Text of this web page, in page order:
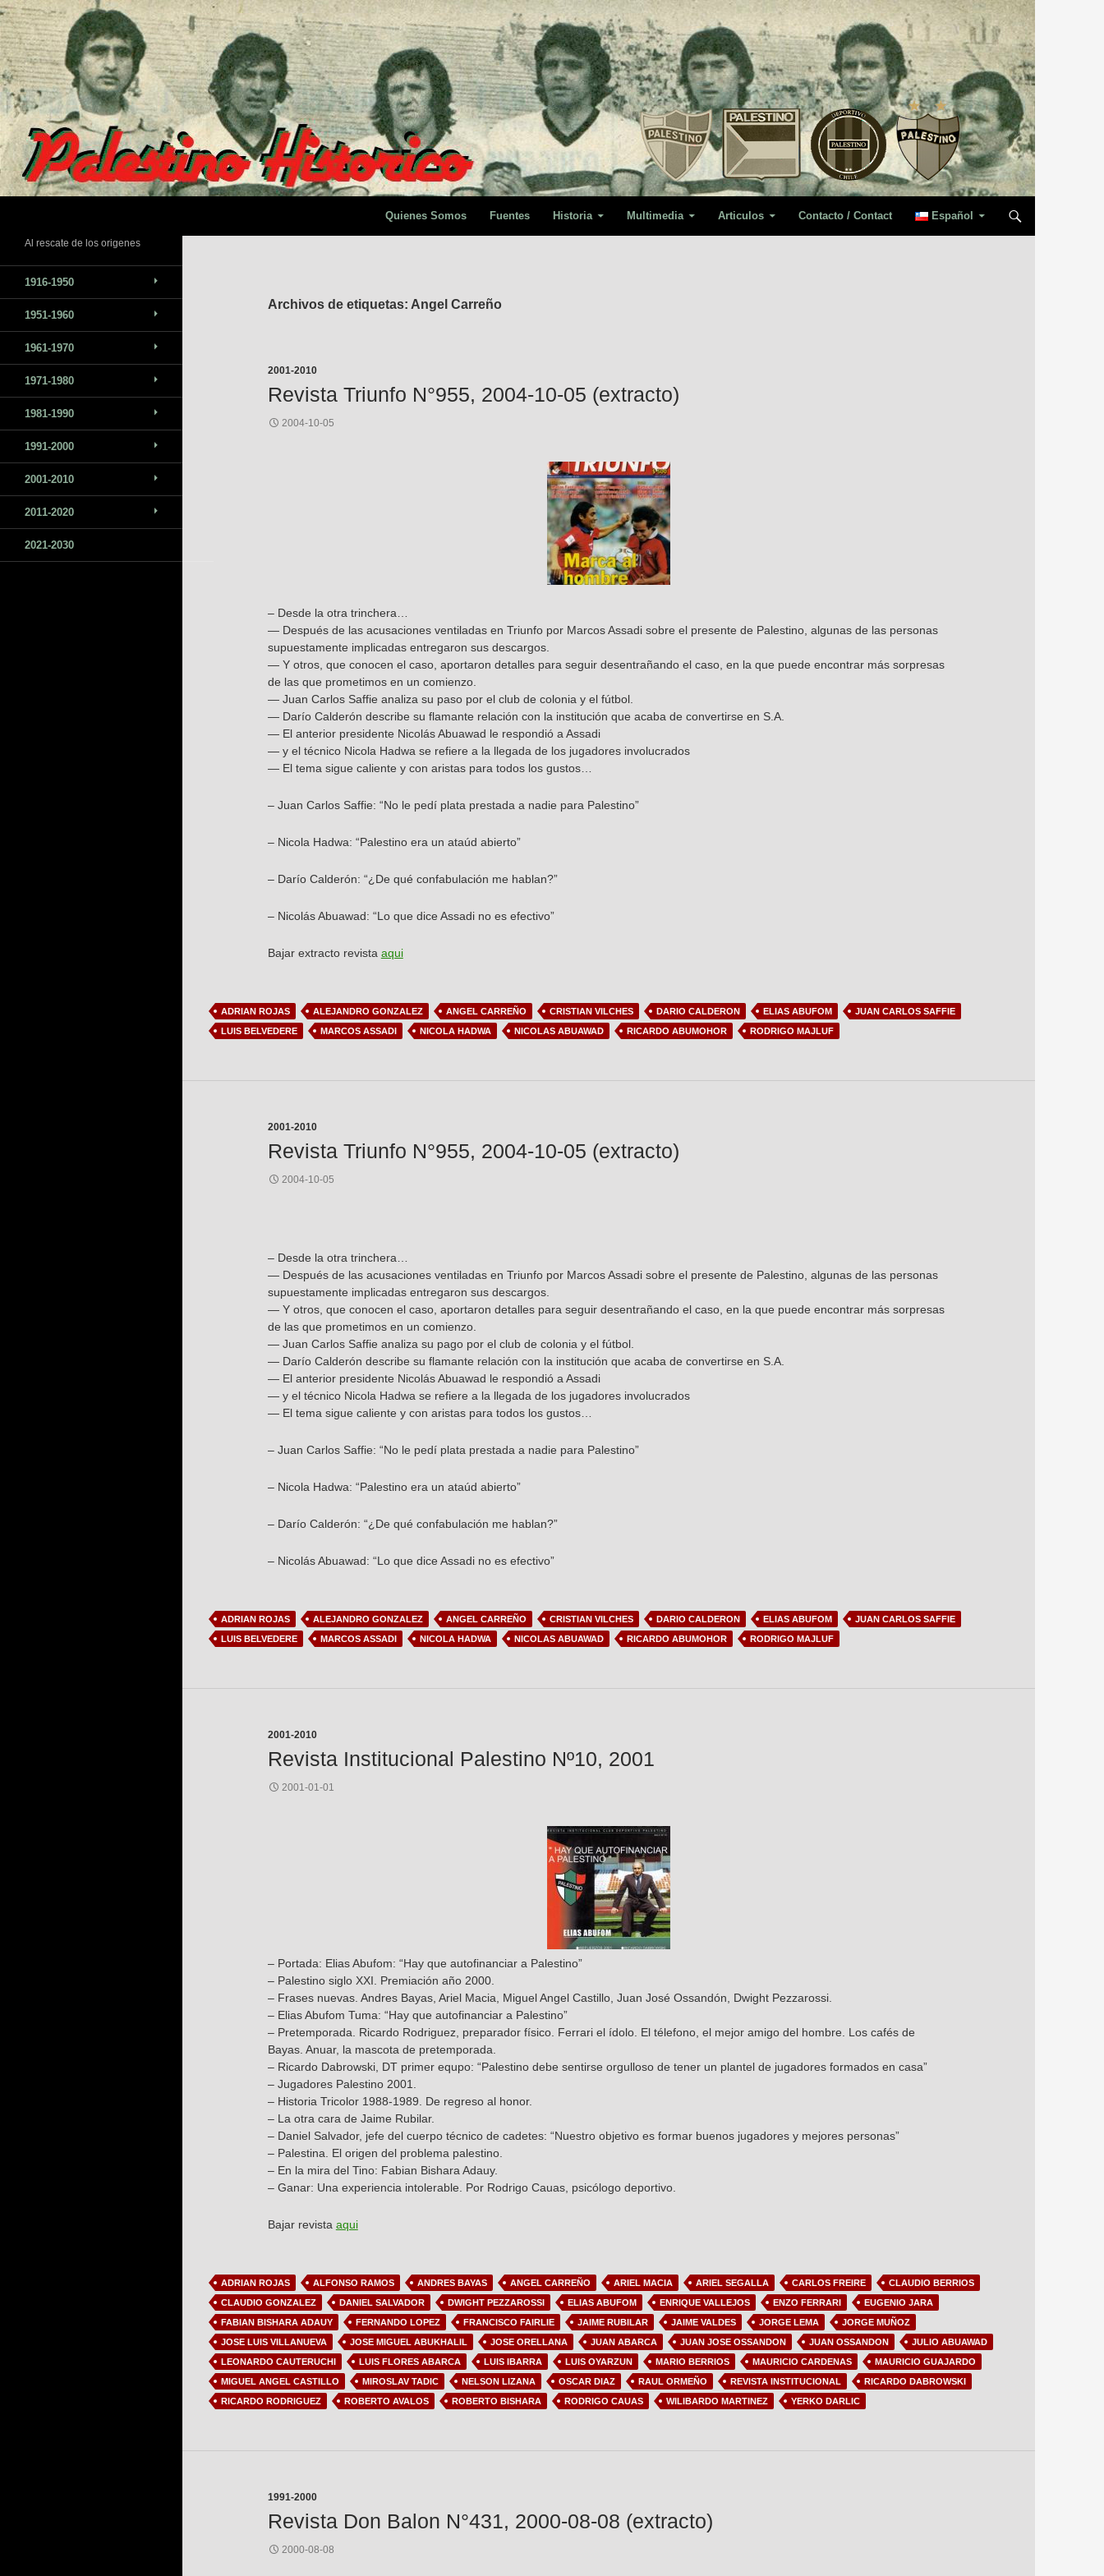
Saltar
al
contenido
Quienes Somos Fuentes Historia Multimedia Articulos Contacto / Contact Español
Archivos de etiquetas: Angel Carreño
2001-2010
Revista Triunfo N°955, 2004-10-05 (extracto)
2004-10-05
– Desde la otra trinchera…
— Después de las acusaciones ventiladas en Triunfo por Marcos Assadi sobre el presente de Palestino, algunas de las personas
supuestamente implicadas entregaron sus descargos.
— Y otros, que conocen el caso, aportaron detalles para seguir desentrañando el caso, en la que puede encontrar más sorpresas
de las que prometimos en un comienzo.
— Juan Carlos Saffie analiza su paso por el club de colonia y el fútbol.
— Darío Calderón describe su flamante relación con la institución que acaba de convertirse en S.A.
— El anterior presidente Nicolás Abuawad le respondió a Assadi
— y el técnico Nicola Hadwa se refiere a la llegada de los jugadores involucrados
— El tema sigue caliente y con aristas para todos los gustos…
– Juan Carlos Saffie: “No le pedí plata prestada a nadie para Palestino”
– Nicola Hadwa: “Palestino era un ataúd abierto”
– Darío Calderón: “¿De qué confabulación me hablan?”
– Nicolás Abuawad: “Lo que dice Assadi no es efectivo”
Bajar extracto revista aqui
ADRIAN ROJAS ALEJANDRO GONZALEZ ANGEL CARREÑO CRISTIAN VILCHES DARIO CALDERON ELIAS ABUFOM
JUAN CARLOS SAFFIE
LUIS BELVEDERE
MARCOS ASSADI NICOLA HADWA NICOLAS ABUAWAD RICARDO ABUMOHOR RODRIGO MAJLUF
2001-2010
Revista Triunfo N°955, 2004-10-05 (extracto)
2004-10-05
– Desde la otra trinchera…
— Después de las acusaciones ventiladas en Triunfo por Marcos Assadi sobre el presente de Palestino, algunas de las personas
supuestamente implicadas entregaron sus descargos.
— Y otros, que conocen el caso, aportaron detalles para seguir desentrañando el caso, en la que puede encontrar más sorpresas
de las que prometimos en un comienzo.
— Juan Carlos Saffie analiza su pago por el club de colonia y el fútbol.
— Darío Calderón describe su flamante relación con la institución que acaba de convertirse en S.A.
— El anterior presidente Nicolás Abuawad le respondió a Assadi
— y el técnico Nicola Hadwa se refiere a la llegada de los jugadores involucrados
— El tema sigue caliente y con aristas para todos los gustos…
– Juan Carlos Saffie: “No le pedí plata prestada a nadie para Palestino”
– Nicola Hadwa: “Palestino era un ataúd abierto”
– Darío Calderón: “¿De qué confabulación me hablan?”
– Nicolás Abuawad: “Lo que dice Assadi no es efectivo”
ADRIAN ROJAS ALEJANDRO GONZALEZ ANGEL CARREÑO CRISTIAN VILCHES DARIO CALDERON ELIAS ABUFOM
JUAN CARLOS SAFFIE
LUIS BELVEDERE
MARCOS ASSADI NICOLA HADWA NICOLAS ABUAWAD RICARDO ABUMOHOR RODRIGO MAJLUF
2001-2010
Revista Institucional Palestino Nº10, 2001
2001-01-01
– Portada: Elias Abufom: “Hay que autofinanciar a Palestino”
– Palestino siglo XXI. Premiación año 2000.
– Frases nuevas. Andres Bayas, Ariel Macia, Miguel Angel Castillo, Juan José Ossandón, Dwight Pezzarossi.
– Elias Abufom Tuma: “Hay que autofinanciar a Palestino”
– Pretemporada. Ricardo Rodriguez, preparador físico. Ferrari el ídolo. El télefono, el mejor amigo del hombre. Los cafés de
Bayas. Anuar, la mascota de pretemporada.
– Ricardo Dabrowski, DT primer equpo: “Palestino debe sentirse orgulloso de tener un plantel de jugadores formados en casa”
– Jugadores Palestino 2001.
– Historia Tricolor 1988-1989. De regreso al honor.
– La otra cara de Jaime Rubilar.
– Daniel Salvador, jefe del cuerpo técnico de cadetes: “Nuestro objetivo es formar buenos jugadores y mejores personas”
– Palestina. El origen del problema palestino.
– En la mira del Tino: Fabian Bishara Adauy.
– Ganar: Una experiencia intolerable. Por Rodrigo Cauas, psicólogo deportivo.
Bajar revista aqui
ADRIAN ROJAS ALFONSO RAMOS ANDRES BAYAS ANGEL CARREÑO ARIEL MACIA ARIEL SEGALLA CARLOS FREIRE
CLAUDIO BERRIOS
CLAUDIO GONZALEZ
DANIEL SALVADOR DWIGHT PEZZAROSSI ELIAS ABUFOM ENRIQUE VALLEJOS ENZO FERRARI
EUGENIO JARA
FABIAN BISHARA ADAUY
FERNANDO LOPEZ FRANCISCO FAIRLIE JAIME RUBILAR JAIME VALDES JORGE LEMA
JORGE MUÑOZ
JOSE LUIS VILLANUEVA
JOSE MIGUEL ABUKHALIL JOSE ORELLANA JUAN ABARCA JUAN JOSE OSSANDON JUAN OSSANDON
JULIO ABUAWAD
LEONARDO CAUTERUCHI
LUIS FLORES ABARCA LUIS IBARRA LUIS OYARZUN MARIO BERRIOS MAURICIO CARDENAS
MAURICIO GUAJARDO
MIGUEL ANGEL CASTILLO
MIROSLAV TADIC NELSON LIZANA OSCAR DIAZ RAUL ORMEÑO REVISTA INSTITUCIONAL
RICARDO DABROWSKI
RICARDO RODRIGUEZ
ROBERTO AVALOS ROBERTO BISHARA RODRIGO CAUAS WILIBARDO MARTINEZ YERKO DARLIC
1991-2000
Revista Don Balon N°431, 2000-08-08 (extracto)
2000-08-08
Al rescate de los origenes
1916-1950
1951-1960
1961-1970
1971-1980
1981-1990
1991-2000
2001-2010
2011-2020
2021-2030